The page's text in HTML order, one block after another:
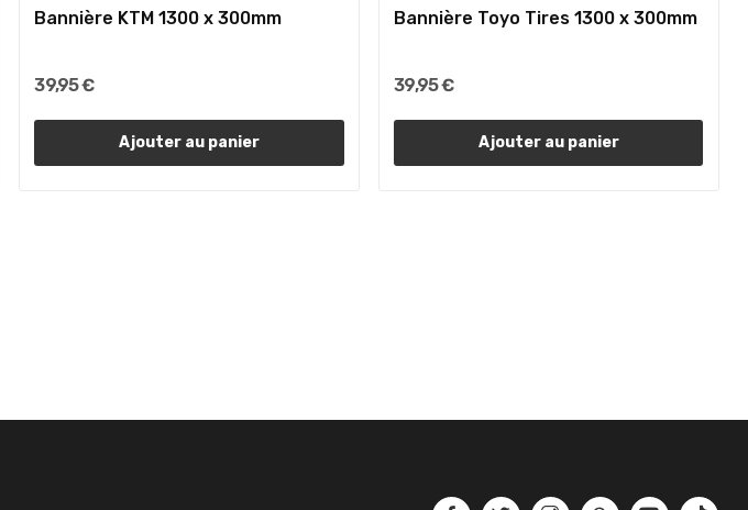
Bannière KTM 1300 x 300mm
39,95 €
Ajouter au panier
Bannière Toyo Tires 1300 x 300mm
39,95 €
Ajouter au panier